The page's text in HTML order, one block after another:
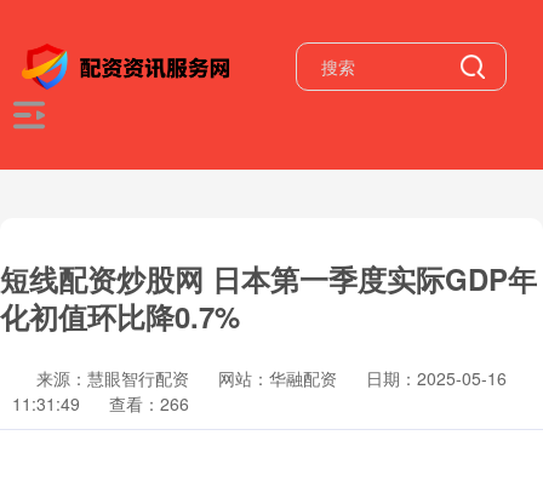
短线配资炒股网 日本第一季度实际GDP年
化初值环比降0.7%
来源：慧眼智行配资 网站：华融配资
日期：2025-05-16
11:31:49
查看：266